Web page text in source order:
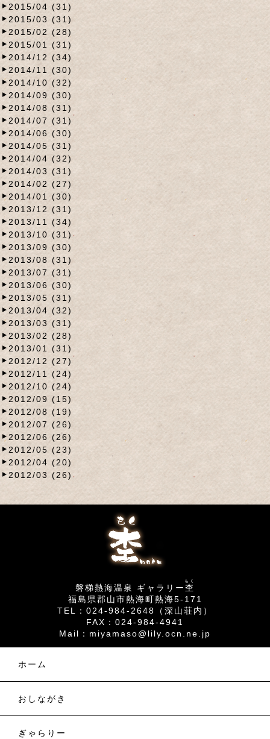
2015/04 (31)
2015/03 (31)
2015/02 (28)
2015/01 (31)
2014/12 (34)
2014/11 (30)
2014/10 (32)
2014/09 (30)
2014/08 (31)
2014/07 (31)
2014/06 (30)
2014/05 (31)
2014/04 (32)
2014/03 (31)
2014/02 (27)
2014/01 (30)
2013/12 (31)
2013/11 (34)
2013/10 (31)
2013/09 (30)
2013/08 (31)
2013/07 (31)
2013/06 (30)
2013/05 (31)
2013/04 (32)
2013/03 (31)
2013/02 (28)
2013/01 (31)
2012/12 (27)
2012/11 (24)
2012/10 (24)
2012/09 (15)
2012/08 (19)
2012/07 (26)
2012/06 (26)
2012/05 (23)
2012/04 (20)
2012/03 (26)
磐梯熱海温泉 ギャラリー杢
もく
福島県郡山市熱海町熱海5-171
TEL：024-984-2648（深山荘内）
FAX：024-984-4941
Mail： miyamaso@lily.ocn.ne.jp
ホーム
おしながき
ぎゃらりー